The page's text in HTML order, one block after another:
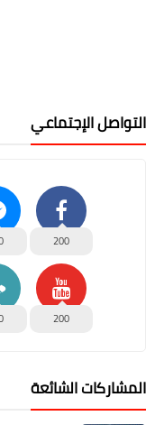
التواصل الإجتماعي
200
200
المشاركات الشائعة